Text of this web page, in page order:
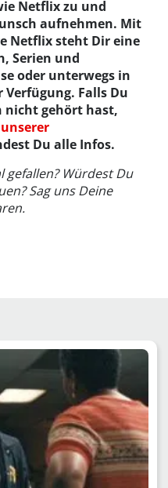
Netflix zu und
aufnehmen. Mit
Netflix steht Dir eine
Serien und
oder unterwegs in
Falls Du
nicht gehört hast,
unserer
Du alle Infos.
gefallen? Würdest Du
Sag uns Deine